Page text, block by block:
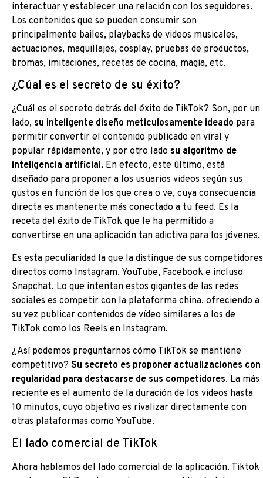
interactuar y establecer una relación con los seguidores.
Los contenidos que se pueden consumir son
principalmente bailes, playbacks de videos musicales,
actuaciones, maquillajes, cosplay, pruebas de productos,
bromas, imitaciones, recetas de cocina, magia, etc.
¿Cúal es el secreto de su éxito?
¿Cuál es el secreto detrás del éxito de TikTok? Son, por un
lado, su inteligente diseño meticulosamente ideado para
permitir convertir el contenido publicado en viral y
popular rápidamente, y por otro lado su algoritmo de
inteligencia artificial. En efecto, este último, está
diseñado para proponer a los usuarios videos según sus
gustos en función de los que crea o ve, cuya consecuencia
directa es mantenerte más conectado a tu feed. Es la
receta del éxito de TikTok que le ha permitido a
convertirse en una aplicación tan adictiva para los jóvenes.
Es esta peculiaridad la que la distingue de sus competidores
directos como Instagram, YouTube, Facebook e incluso
Snapchat. Lo que intentan estos gigantes de las redes
sociales es competir con la plataforma china, ofreciendo a
su vez publicar contenidos de vídeo similares a los de
TikTok como los Reels en Instagram.
¿Así podemos preguntarnos cómo TikTok se mantiene
competitivo? Su secreto es proponer actualizaciones con
regularidad para destacarse de sus competidores. La más
reciente es el aumento de la duración de los videos hasta
10 minutos, cuyo objetivo es rivalizar directamente con
otras plataformas como YouTube.
El lado comercial de TikTok
Ahora hablamos del lado comercial de la aplicación. Tiktok